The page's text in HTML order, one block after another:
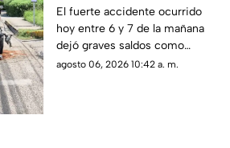
auto; así fue el FUERTE
ACCIDENTE HOY en
Temozón Norte, Mérida
El fuerte accidente ocurrido
hoy entre 6 y 7 de la mañana
dejó graves saldos como
consecuencia en la zona de
agosto 06, 2026 10:42 a. m.